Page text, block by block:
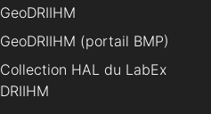
GeoDRIIHM
GeoDRIIHM (portail BMP)
Collection HAL du LabEx
DRIIHM